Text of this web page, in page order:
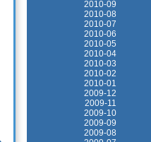
2010-09
2010-08
2010-07
2010-06
2010-05
2010-04
2010-03
2010-02
2010-01
2009-12
2009-11
2009-10
2009-09
2009-08